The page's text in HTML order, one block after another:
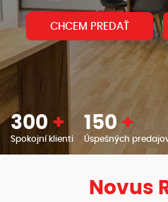
CHCEM PREDAŤ
300 +
Spokojní klienti
150+
Úspešných
Novus